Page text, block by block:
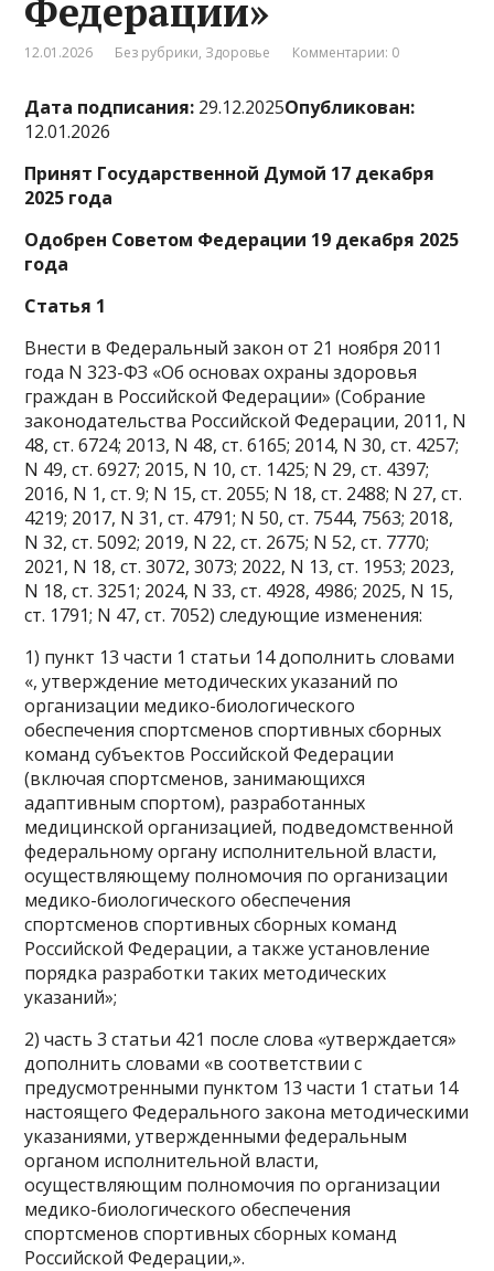
Федерации»
12.01.2026 Без рубрики, Здоровье Комментарии: 0
Дата подписания: 29.12.2025Опубликован:
12.01.2026
Принят Государственной Думой 17 декабря
2025 года
Одобрен Советом Федерации 19 декабря 2025
года
Статья 1
Внести в Федеральный закон от 21 ноября 2011
года N 323-ФЗ «Об основах охраны здоровья
граждан в Российской Федерации» (Собрание
законодательства Российской Федерации, 2011, N
48, ст. 6724; 2013, N 48, ст. 6165; 2014, N 30, ст. 4257;
N 49, ст. 6927; 2015, N 10, ст. 1425; N 29, ст. 4397;
2016, N 1, ст. 9; N 15, ст. 2055; N 18, ст. 2488; N 27, ст.
4219; 2017, N 31, ст. 4791; N 50, ст. 7544, 7563; 2018,
N 32, ст. 5092; 2019, N 22, ст. 2675; N 52, ст. 7770;
2021, N 18, ст. 3072, 3073; 2022, N 13, ст. 1953; 2023,
N 18, ст. 3251; 2024, N 33, ст. 4928, 4986; 2025, N 15,
ст. 1791; N 47, ст. 7052) следующие изменения:
1) пункт 13 части 1 статьи 14 дополнить словами
«, утверждение методических указаний по
организации медико-биологического
обеспечения спортсменов спортивных сборных
команд субъектов Российской Федерации
(включая спортсменов, занимающихся
адаптивным спортом), разработанных
медицинской организацией, подведомственной
федеральному органу исполнительной власти,
осуществляющему полномочия по организации
медико-биологического обеспечения
спортсменов спортивных сборных команд
Российской Федерации, а также установление
порядка разработки таких методических
указаний»;
2) часть 3 статьи 421 после слова «утверждается»
дополнить словами «в соответствии с
предусмотренными пунктом 13 части 1 статьи 14
настоящего Федерального закона методическими
указаниями, утвержденными федеральным
органом исполнительной власти,
осуществляющим полномочия по организации
медико-биологического обеспечения
спортсменов спортивных сборных команд
Российской Федерации,».